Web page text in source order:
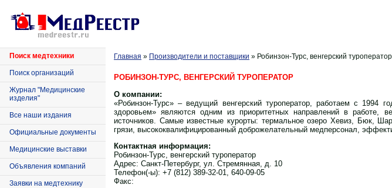
Поиск медтехники
Поиск организаций
Журнал "Медицинские
изделия"
Все наши издания
Официальные документы
Медицинские выставки
Объявления компаний
Заявки на медтехнику
Главная » Производители и поставщики » Робинзон-Турс, венгерский туроператор
РОБИНЗОН-ТУРС, ВЕНГЕРСКИЙ ТУРОПЕРАТОР
О компании:
«Робинзон-Турс» – ведущий венгерский туроператор, работаем с 1994
здоровьем» являются одним из приоритетных направлений в работе,
источников. Самые известные курорты: термальное озеро Хевиз, Бюк,
грязи, высококвалифицированный доброжелательный медперсонал,
Контактная информация:
Робинзон-Турс, венгерский туроператор
Адрес: Санкт-Петербург, ул. Стремянная, д. 10
Телефон(-ы): +7 (812) 389-32-01, 640-09-05
Факс: